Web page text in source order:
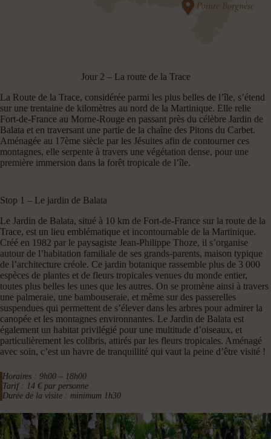
Jour 2 – La route de la Trace
La Route de la Trace, considérée parmi les plus belles de l’île, s’étend
sur une trentaine de kilomètres au nord de la Martinique. Elle relie
Fort-de-France au Morne-Rouge en passant près du célèbre Jardin de
Balata et en traversant une partie de la chaîne des Pitons du Carbet.
Aménagée au 17ème siècle par les Jésuites afin de contourner ces
montagnes, elle serpente à travers une végétation dense, pour une
première immersion dans la forêt tropicale de l’île.
Stop 1 – Le jardin de Balata
Le Jardin de Balata, situé à 10 km de Fort-de-France sur la route de la
Trace, est un lieu emblématique et incontournable de la Martinique.
Créé en 1982 par le paysagiste Jean-Philippe Thoze, il s’organise
autour de l’habitation familiale de ses grands-parents, maison typique
de l’architecture créole. Ce jardin botanique rassemble plus de 3 000
espèces de plantes et de fleurs tropicales venues du monde entier,
toutes plus belles les unes que les autres. On se promène ainsi à travers
une palmeraie, une bambouseraie, et même sur des passerelles
suspendues qui permettent de s’élever dans les arbres pour admirer la
canopée et les montagnes environnantes. Le Jardin de Balata est
également un habitat privilégié pour une multitude d’oiseaux, et
particulièrement les colibris, attirés par les fleurs tropicales. Aménagé
avec soin, c’est un havre de tranquillité qui vaut la peine d’être visité !
Horaires : 9h00 – 18h00
Tarif : 14 € par personne
Durée de la visite : minimum 1h30